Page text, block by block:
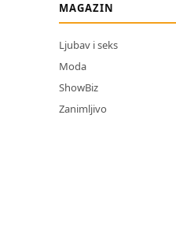
MAGAZIN
Ljubav i seks
Moda
ShowBiz
Zanimljivo